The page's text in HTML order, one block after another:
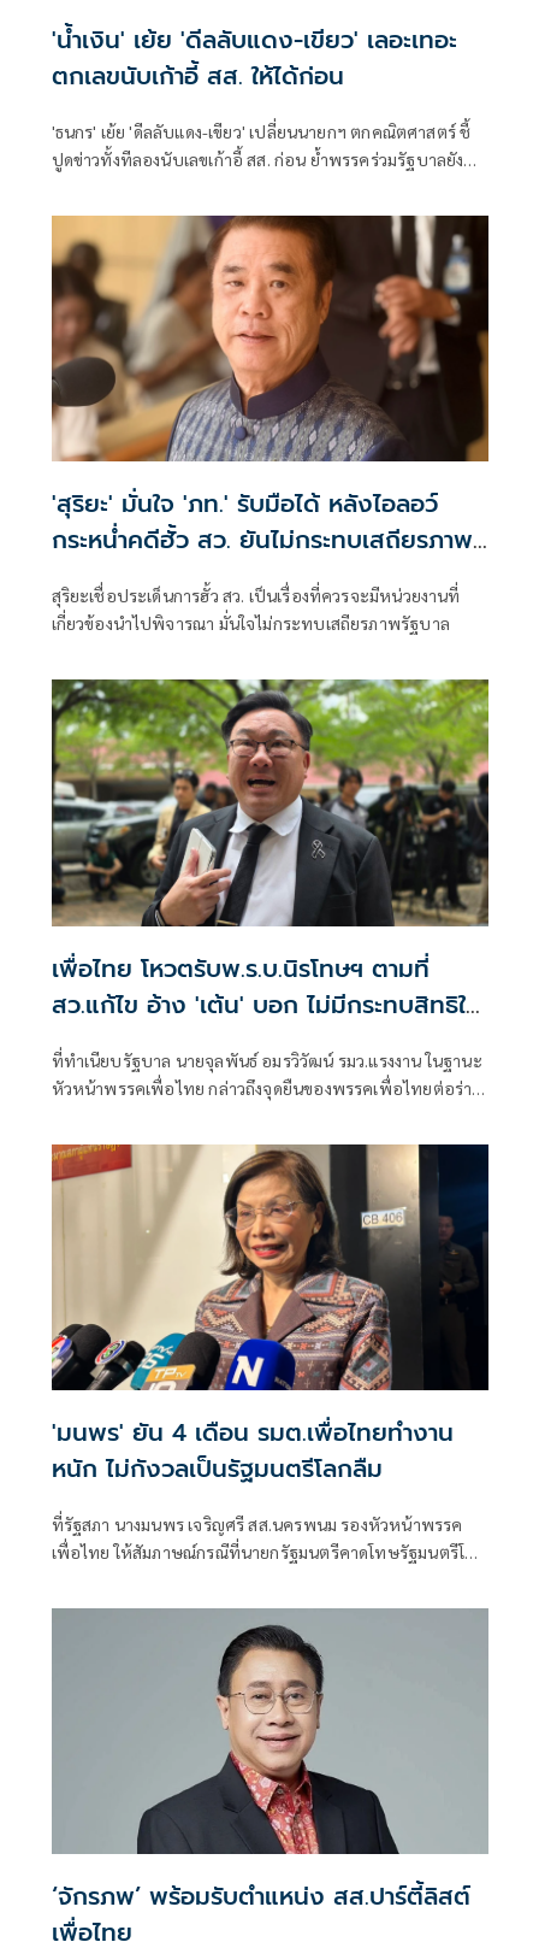
'น้ำเงิน' เย้ย 'ดีลลับแดง-เขียว' เลอะเทอะ
ตกเลขนับเก้าอี้ สส. ให้ได้ก่อน
'ธนกร' เย้ย 'ดีลลับแดง-เขียว' เปลี่ยนนายกฯ ตกคณิตศาสตร์ ชี้
ปูดข่าวทั้งทีลองนับเลขเก้าอี้ สส. ก่อน ย้ำพรรคร่วมรัฐบาลยัง
'สุริยะ' มั่นใจ 'ภท.' รับมือได้ หลังไอลอว์
กระหน่ำคดีฮั้ว สว. ยันไม่กระทบเสถียรภาพ
รัฐบาล
สุริยะเชื่อประเด็นการฮั้ว สว. เป็นเรื่องที่ควรจะมีหน่วยงานที่
เกี่ยวข้องนำไปพิจารณา มั่นใจไม่กระทบเสถียรภาพรัฐบาล
เพื่อไทย โหวตรับพ.ร.บ.นิรโทษฯ ตามที่
สว.แก้ไข อ้าง 'เต้น' บอก ไม่มีกระทบสิทธิใด
เลย
ที่ทำเนียบรัฐบาล นายจุลพันธ์ อมรวิวัฒน์ รมว.แรงงาน ในฐานะ
หัวหน้าพรรคเพื่อไทย กล่าวถึงจุดยืนของพรรคเพื่อไทยต่อร่าง
'มนพร' ยัน 4 เดือน รมต.เพื่อไทยทำงาน
หนัก ไม่กังวลเป็นรัฐมนตรีโลกลืม
ที่รัฐสภา นางมนพร เจริญศรี สส.นครพนม รองหัวหน้าพรรค
เพื่อไทย ให้สัมภาษณ์กรณีที่นายกรัฐมนตรีคาดโทษรัฐมนตรีโลก
‘จักรภพ’ พร้อมรับตำแหน่ง สส.ปาร์ตี้ลิสต์
เพื่อไทย